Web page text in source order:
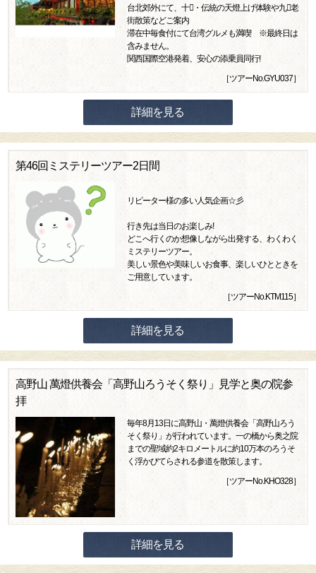
台北郊外にて、十・伝統の天燈上げ体験や九老
街散策などご案内
滞在中毎食付にて台湾グルメも満喫 ※最終日は
含みません。
関西国際空港発着、安心の添乗員同行!
［ツアーNo.GYU037］
詳細を見る
第46回ミステリーツアー2日間
リピーター様の多い人気企画☆彡
行き先は当日のお楽しみ!
どこへ行くのか想像しながら出発する、わくわく
ミステリーツアー。
美しい景色や美味しいお食事、楽しいひとときを
ご用意しています。
［ツアーNo.KTM115］
詳細を見る
高野山 萬燈供養会「高野山ろうそく祭り」見学と奥の院参
拝
毎年8月13日に高野山・萬燈供養会「高野山ろう
そく祭り」が行われています。一の橋から奥之院
までの聖域約2キロメートルに約10万本のろうそ
く浮かびてらされる参道を散策します。
［ツアーNo.KHO328］
詳細を見る